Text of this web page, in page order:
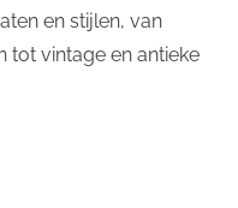
en stijlen, van
tot vintage en antieke